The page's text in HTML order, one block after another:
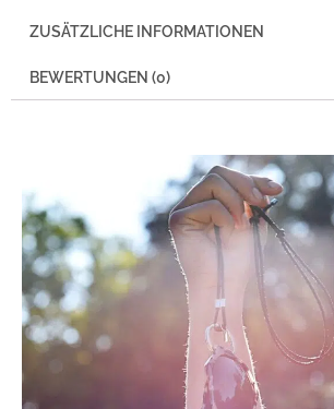
ZUSÄTZLICHE INFORMATIONEN
BEWERTUNGEN (0)